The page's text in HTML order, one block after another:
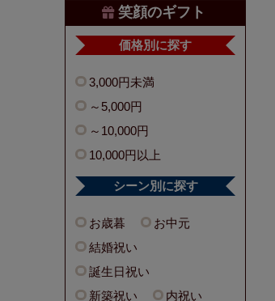
笑顔のギフト
価格別に探す
3,000円未満
～5,000円
～10,000円
10,000円以上
シーン別に探す
お歳暮
お中元
結婚祝い
誕生日祝い
新築祝い
内祝い